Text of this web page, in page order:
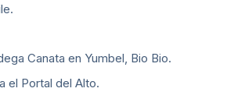
Canata en Yumbel, Bio Bio.
el Portal del Alto.